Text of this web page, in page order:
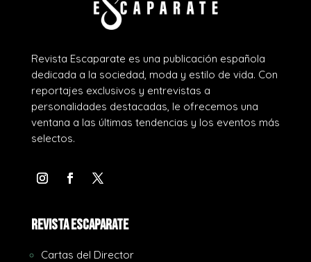
Revista Escaparate es una publicación española
dedicada a la sociedad, moda y estilo de vida. Con
reportajes exclusivos y entrevistas a
personalidades destacadas, le ofrecemos una
ventana a las últimas tendencias y los eventos más
selectos.
REVISTA ESCAPARATE
Cartas del Director